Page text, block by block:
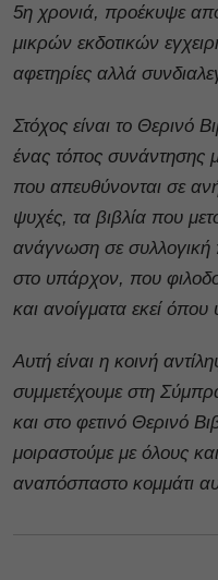
5η χρονιά, προέκυψε
μικρών εκδοτικών
αφετηρίες αλλά
Στόχος είναι το Θερινό
ένας τόπος συνάντησης
που απευθύνονται σε
ψυχές, τα βιβλία που
ανάγνωση σε συλλογική
στο υπάρχον, που
και ανοίγματα εκεί όπου
Αυτή είναι η κοινή
συμμετέχουμε στη
και στο φετινό Θερινό
μοιραστούμε με όλους
αναπόσπαστο κομμάτι